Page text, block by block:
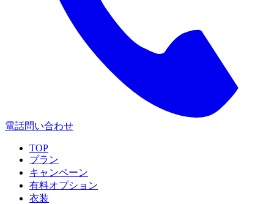
電話問い合わせ
TOP
プラン
キャンペーン
有料オプション
衣装